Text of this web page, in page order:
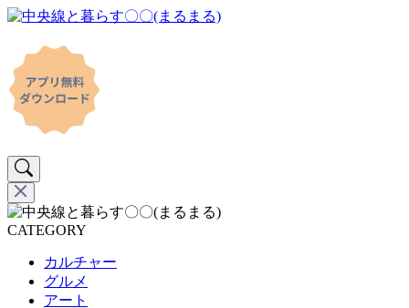
CATEGORY
カルチャー
グルメ
アート